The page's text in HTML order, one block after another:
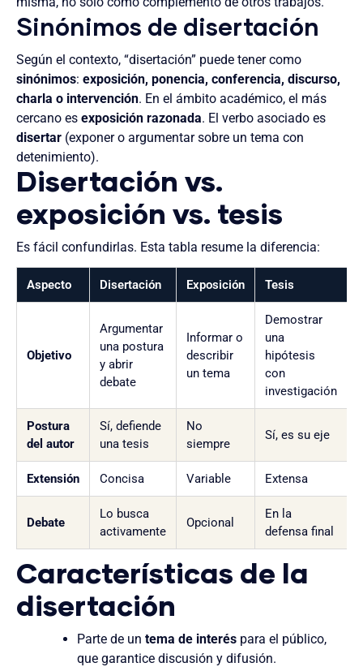
Sinónimos de disertación
Según el contexto, “disertación” puede tener como
sinónimos: exposición, ponencia, conferencia, discurso,
charla o intervención. En el ámbito académico, el más
cercano es exposición razonada. El verbo asociado es
disertar (exponer o argumentar sobre un tema con
detenimiento).
Disertación vs.
exposición vs. tesis
Es fácil confundirlas. Esta tabla resume la diferencia:
Aspecto Disertación Exposición Tesis
Objetivo
Argumentar
una postura
y abrir
debate
Informar o
describir
un tema
Demostrar
una
hipótesis
con
investigación
Postura
del autor
Sí, defiende
una tesis
No
siempre
Sí, es su eje
Extensión Concisa Variable Extensa
Debate
Lo busca
activamente
Opcional
En la
defensa final
Características de la
disertación
Parte de untema de interés para el público,
que garantice discusión y difusión.